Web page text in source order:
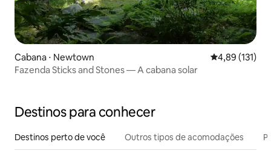
Cabana ⋅ Newtown 4,89 de uma
4,89 (131)
Fazenda Sticks and Stones — A cabana solar
Destinos para conhecer
Destinos perto de você Outros tipos de acomodações